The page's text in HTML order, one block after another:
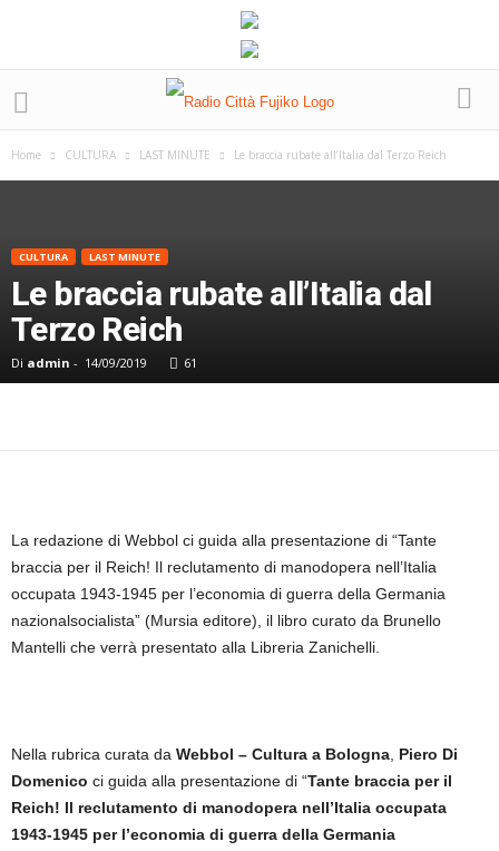
Home CULTURA LAST MINUTE Le braccia rubate all’Italia dal Terzo Reich
CULTURA LAST MINUTE
Le braccia rubate all’Italia dal
Terzo Reich
Di admin - 14/09/2019 61
La redazione di Webbol ci guida alla presentazione di “Tante
braccia per il Reich! Il reclutamento di manodopera nell’Italia
occupata 1943-1945 per l’economia di guerra della Germania
nazionalsocialista” (Mursia editore), il libro curato da Brunello
Mantelli che verrà presentato alla Libreria Zanichelli.
Nella rubrica curata da Webbol – Cultura a Bologna Piero Di
Domenico ci guida alla presentazione di “Tante braccia per il
Reich! Il reclutamento di manodopera nell’Italia occupata
1943-1945 per l’economia di guerra della Germania